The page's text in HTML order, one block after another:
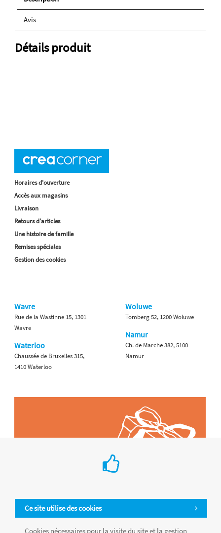
Avis
Détails produit
Ce site utilise des cookies
Cookies nécessaires pour la visite du site et la gestion
Horaires d'ouverture
Accès aux magasins
Livraison
Retours d'articles
Une histoire de famille
Remises spéciales
Gestion des cookies
Wavre
Rue de la Wastinne 15, 1301
Wavre
Waterloo
Chaussée de Bruxelles 315,
1410 Waterloo
Woluwe
Tomberg 52, 1200 Woluwe
Namur
Ch. de Marche 382, 5100
Namur